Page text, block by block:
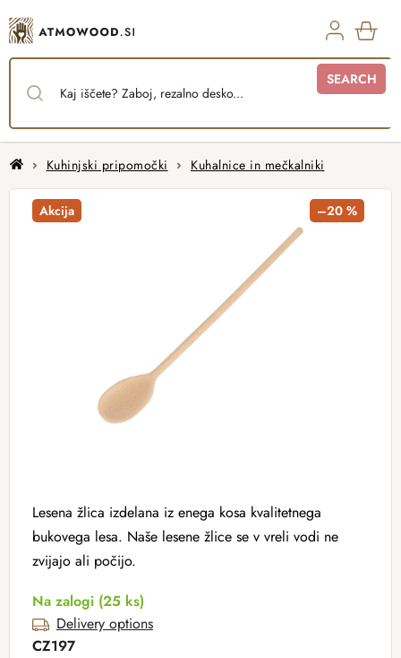
to
content
SEARCH
HomeKuhinjski pripomočki Kuhalnice in mečkalniki
Lesena žlica izdelana iz enega kosa kvalitetnega
bukovega lesa. Naše lesene žlice se v vreli vodi ne
zvijajo ali počijo.
Na zalogi (25 ks)
Delivery options
CZ197
Akcija –20 %